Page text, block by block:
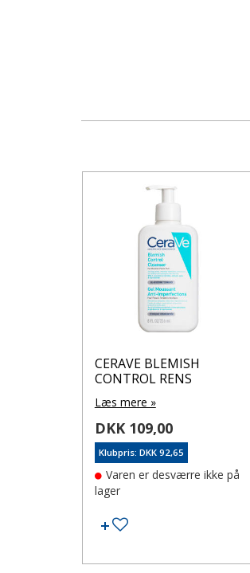
Tilføj til ønskeseddel
CERAVE BLEMISH
CONTROL RENS
Læs mere »
DKK 109,00
Klubpris: DKK 92,65
Varen er desværre ikke på
lager
Tilføj til ønskeseddel